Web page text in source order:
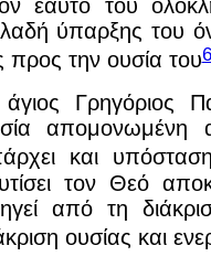
εαυτό του
ύπαρξης του
προς την ουσία του
Γρηγόριος
και
τον Θεό
από τη
ουσίας και